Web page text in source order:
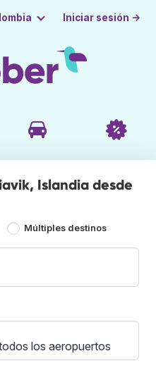
Iniciar sesión →
Islandia desde
Múltiples destinos